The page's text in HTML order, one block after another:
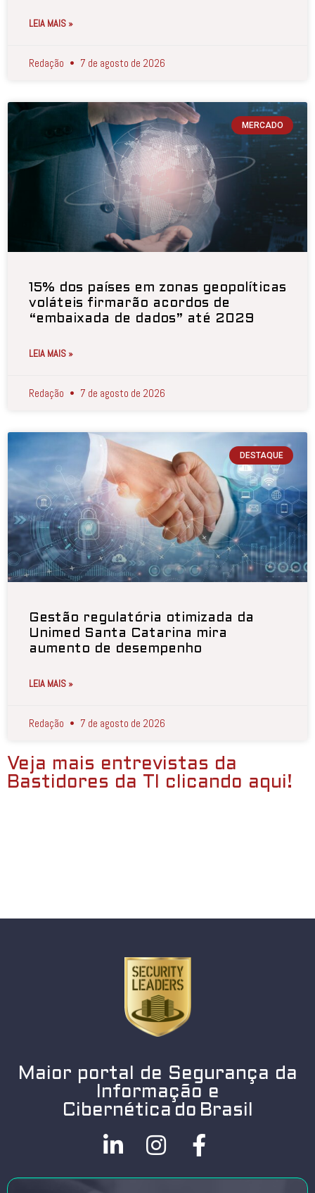
LEIA MAIS »
Redação 7 de agosto de 2026
MERCADO
15% dos países em zonas geopolíticas
voláteis firmarão acordos de
“embaixada de dados” até 2029
LEIA MAIS »
Redação 7 de agosto de 2026
DESTAQUE
Gestão regulatória otimizada da
Unimed Santa Catarina mira
aumento de desempenho
LEIA MAIS »
Redação 7 de agosto de 2026
Veja mais entrevistas da
Bastidores da TI clicando aqui!
Maior portal de Segurança da
Informação e
Cibernética do Brasil